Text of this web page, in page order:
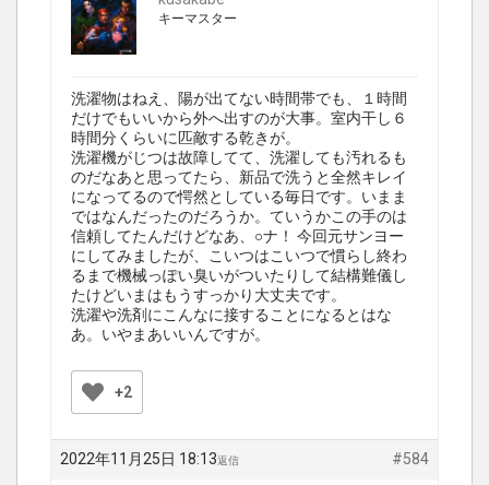
キーマスター
洗濯物はねえ、陽が出てない時間帯でも、１時間
だけでもいいから外へ出すのが大事。室内干し６
時間分くらいに匹敵する乾きが。
洗濯機がじつは故障してて、洗濯しても汚れるも
のだなあと思ってたら、新品で洗うと全然キレイ
になってるので愕然としている毎日です。いまま
ではなんだったのだろうか。ていうかこの手のは
信頼してたんだけどなあ、○ナ！ 今回元サンヨー
にしてみましたが、こいつはこいつで慣らし終わ
るまで機械っぽい臭いがついたりして結構難儀し
たけどいまはもうすっかり大丈夫です。
洗濯や洗剤にこんなに接することになるとはな
あ。いやまあいいんですが。
+2
2022年11月25日 18:13 #584
返信